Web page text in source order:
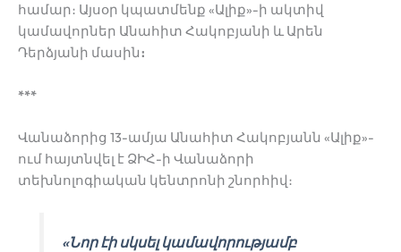
համար։ Այսօր կպատմենք «Ալիք»-ի ակտիվ
կամավորներ Անահիտ Հակոբյանի և Արեն
Դերձյանի մասին։
***
Վանաձորից 13-ամյա Անահիտ Հակոբյանն «Ալիք»-
ում հայտնվել է ՁԻՀ-ի Վանաձորի
տեխնոլոգիական կենտրոնի շնորհիվ։
«Նոր էի սկսել կամավորությամբ